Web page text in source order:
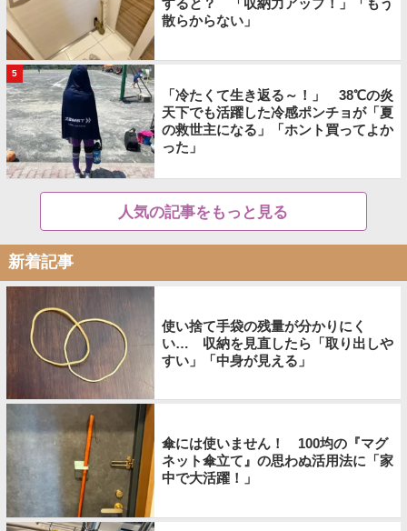
すると？ 「収納力アップ！」「もう
散らからない」
5
「冷たくて生き返る～！」 38℃の炎
天下でも活躍した冷感ポンチョが「夏
の救世主になる」「ホント買ってよか
った」
人気の記事をもっと見る
新着記事
使い捨て手袋の残量が分かりにく
い… 収納を見直したら「取り出しや
すい」「中身が見える」
傘には使いません！ 100均の『マグ
ネット傘立て』の思わぬ活用法に「家
中で大活躍！」